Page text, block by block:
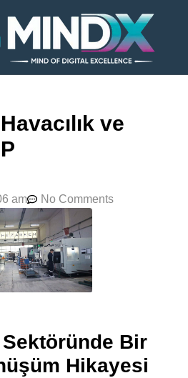
ve
am No Comments
Sektöründe Bir
Hikayesi